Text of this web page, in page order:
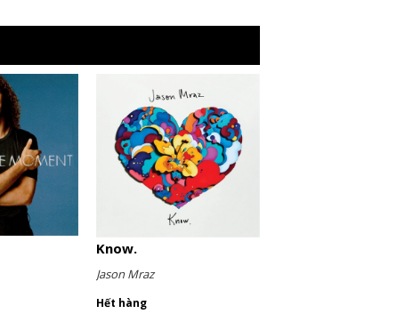
Know.
Jason Mraz
Hết hàng